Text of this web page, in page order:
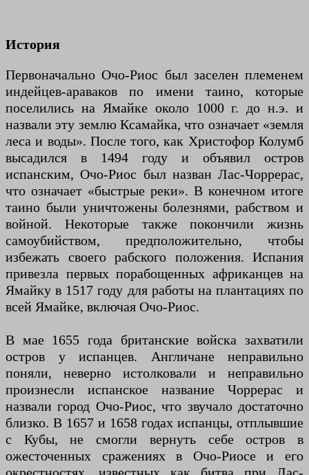
История
Первоначально Очо-Риос был заселен племенем
индейцев-араваков по имени таино, которые
поселились на Ямайке около 1000 г. до н.э. и
назвали эту землю Ксамайка, что означает «земля
леса и воды». После того, как Христофор Колумб
высадился в 1494 году и объявил остров
испанским, Очо-Риос был назван Лас-Чоррерас,
что означает «быстрые реки». В конечном итоге
таино были уничтожены болезнями, рабством и
войной. Некоторые также покончили жизнь
самоубийством, предположительно, чтобы
избежать своего рабского положения. Испания
привезла первых порабощенных африканцев на
Ямайку в 1517 году для работы на плантациях по
всей Ямайке, включая Очо-Риос.
В мае 1655 года британские войска захватили
остров у испанцев. Англичане неправильно
поняли, неверно истолковали и неправильно
произнесли испанское название Чоррерас и
назвали город Очо-Риос, что звучало достаточно
близко. В 1657 и 1658 годах испанцы, отплывшие
с Кубы, не смогли вернуть себе остров в
ожесточенных сражениях в Очо-Риосе и его